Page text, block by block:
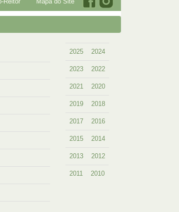
2025 2024
2023 2022
2021 2020
2019 2018
2017 2016
2015 2014
2013 2012
2011 2010